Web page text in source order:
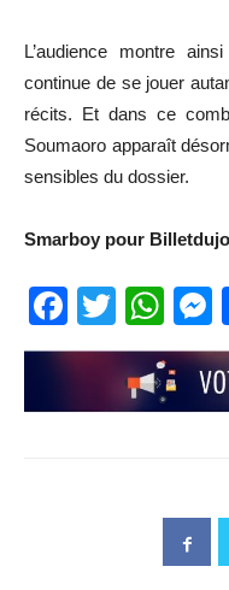
L’audience montre
continue de se jouer
récits. Et dans ce
Soumaoro apparaît
sensibles du dossier.
Smarboy pour
Twitter